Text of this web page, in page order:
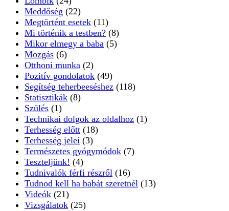
Meddőség (22)
Megtörtént esetek (11)
Mi történik a testben? (8)
Mikor elmegy a baba (5)
Mozgás (6)
Otthoni munka (2)
Pozitív gondolatok (49)
Segítség teherbeeséshez (118)
Statisztikák (8)
Szülés (1)
Technikai dolgok az oldalhoz (1)
Terhesség előtt (18)
Terhesség jelei (3)
Természetes gyógymódok (7)
Teszteljünk! (4)
Tudnivalók férfi részről (16)
Tudnod kell ha babát szeretnél (13)
Videók (21)
Vizsgálatok (25)